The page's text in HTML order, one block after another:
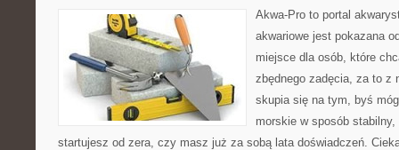
Akwa-Pro to portal
akwariowe jest pokazana
miejsce dla osób, które
zbędnego zadęcia, za to z
skupia się na tym, byś
morskie w sposób
startujesz od zera, czy masz już za sobą lata doświadczeń.